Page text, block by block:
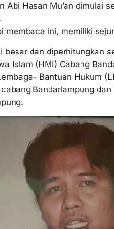
Abi Hasan Mu’an dimulai
membaca ini, memiliki
besar dan diperhitungkan
Islam (HMI) Cabang
Bantuan Hukum
cabang Bandarlampung